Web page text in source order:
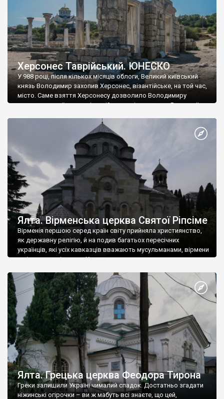
Херсонес Таврійський. ЮНЕСКО
У 988 році, після кількох місяців облоги, Великий київський
князь Володимир захопив Херсонес, візантійське, на той час,
місто. Саме взяття Херсонесу дозволило Володимиру
диктувати свої умови візантійському імператору Василю ІІ, та
Херсонесі Володимир-язичник, став Василем-християнином.
А потім було Хрещення Русі. На честь Херсонесу Таврійського
Ялта. Вірменська церква Святої Ріпсіме
Вірменія першою серед країн світу прийняла християнство,
як державну релігію, й на подив багатьох пересічних
українців, які усіх кавказців вважають мусульманами, вірмени
є відданими вірянами Христа
Ялта. Грецька церква Феодора Тирона
Греки залишили Україні чималий спадок. Достатньо згадати
ніжинські огірочки – ви ж мабуть всі знаєте, що цей,